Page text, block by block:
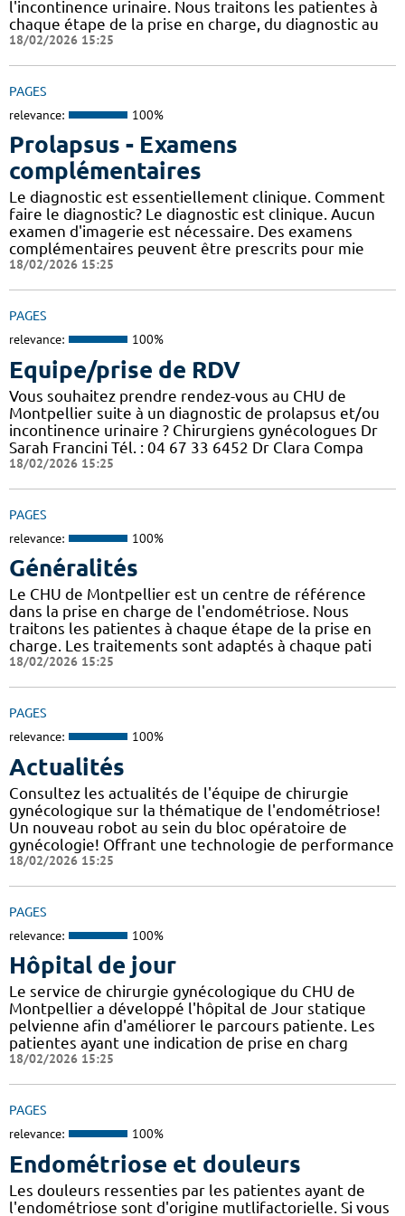
l'incontinence urinaire. Nous traitons les patientes à
chaque étape de la prise en charge, du diagnostic au
18/02/2026 15:25
PAGES
relevance: 100%
Prolapsus - Examens
complémentaires
Le diagnostic est essentiellement clinique. Comment
faire le diagnostic? Le diagnostic est clinique. Aucun
examen d'imagerie est nécessaire. Des examens
complémentaires peuvent être prescrits pour mie
18/02/2026 15:25
PAGES
relevance: 100%
Equipe/prise de RDV
Vous souhaitez prendre rendez-vous au CHU de
Montpellier suite à un diagnostic de prolapsus et/ou
incontinence urinaire ? Chirurgiens gynécologues Dr
Sarah Francini Tél. : 04 67 33 6452 Dr Clara Compa
18/02/2026 15:25
PAGES
relevance: 100%
Généralités
Le CHU de Montpellier est un centre de référence
dans la prise en charge de l'endométriose. Nous
traitons les patientes à chaque étape de la prise en
charge. Les traitements sont adaptés à chaque pati
18/02/2026 15:25
PAGES
relevance: 100%
Actualités
Consultez les actualités de l'équipe de chirurgie
gynécologique sur la thématique de l'endométriose!
Un nouveau robot au sein du bloc opératoire de
gynécologie! Offrant une technologie de performance
18/02/2026 15:25
PAGES
relevance: 100%
Hôpital de jour
Le service de chirurgie gynécologique du CHU de
Montpellier a développé l'hôpital de Jour statique
pelvienne afin d'améliorer le parcours patiente. Les
patientes ayant une indication de prise en charg
18/02/2026 15:25
PAGES
relevance: 100%
Endométriose et douleurs
Les douleurs ressenties par les patientes ayant de
l'endométriose sont d'origine mutlifactorielle. Si vous